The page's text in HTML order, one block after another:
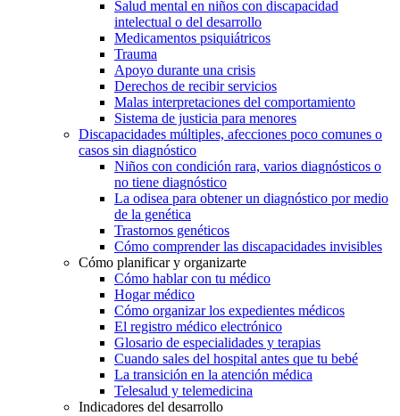
Salud mental en niños con discapacidad
intelectual o del desarrollo
Medicamentos psiquiátricos
Trauma
Apoyo durante una crisis
Derechos de recibir servicios
Malas interpretaciones del comportamiento
Sistema de justicia para menores
Discapacidades múltiples, afecciones poco comunes o
casos sin diagnóstico
Niños con condición rara, varios diagnósticos o
no tiene diagnóstico
La odisea para obtener un diagnóstico por medio
de la genética
Trastornos genéticos
Cómo comprender las discapacidades invisibles
Cómo planificar y organizarte
Cómo hablar con tu médico
Hogar médico
Cómo organizar los expedientes médicos
El registro médico electrónico
Glosario de especialidades y terapias
Cuando sales del hospital antes que tu bebé
La transición en la atención médica
Telesalud y telemedicina
Indicadores del desarrollo